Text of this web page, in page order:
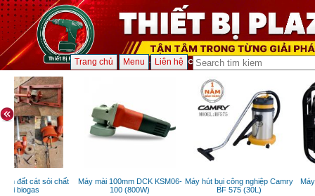
Trang chủ Menu Liên hệ
đất cát sỏi chất
thải biogas
Máy mài 100mm DCK KSM06-
100 (800W)
Máy hút bụi công nghiệp Camry
BF 575 (30L)